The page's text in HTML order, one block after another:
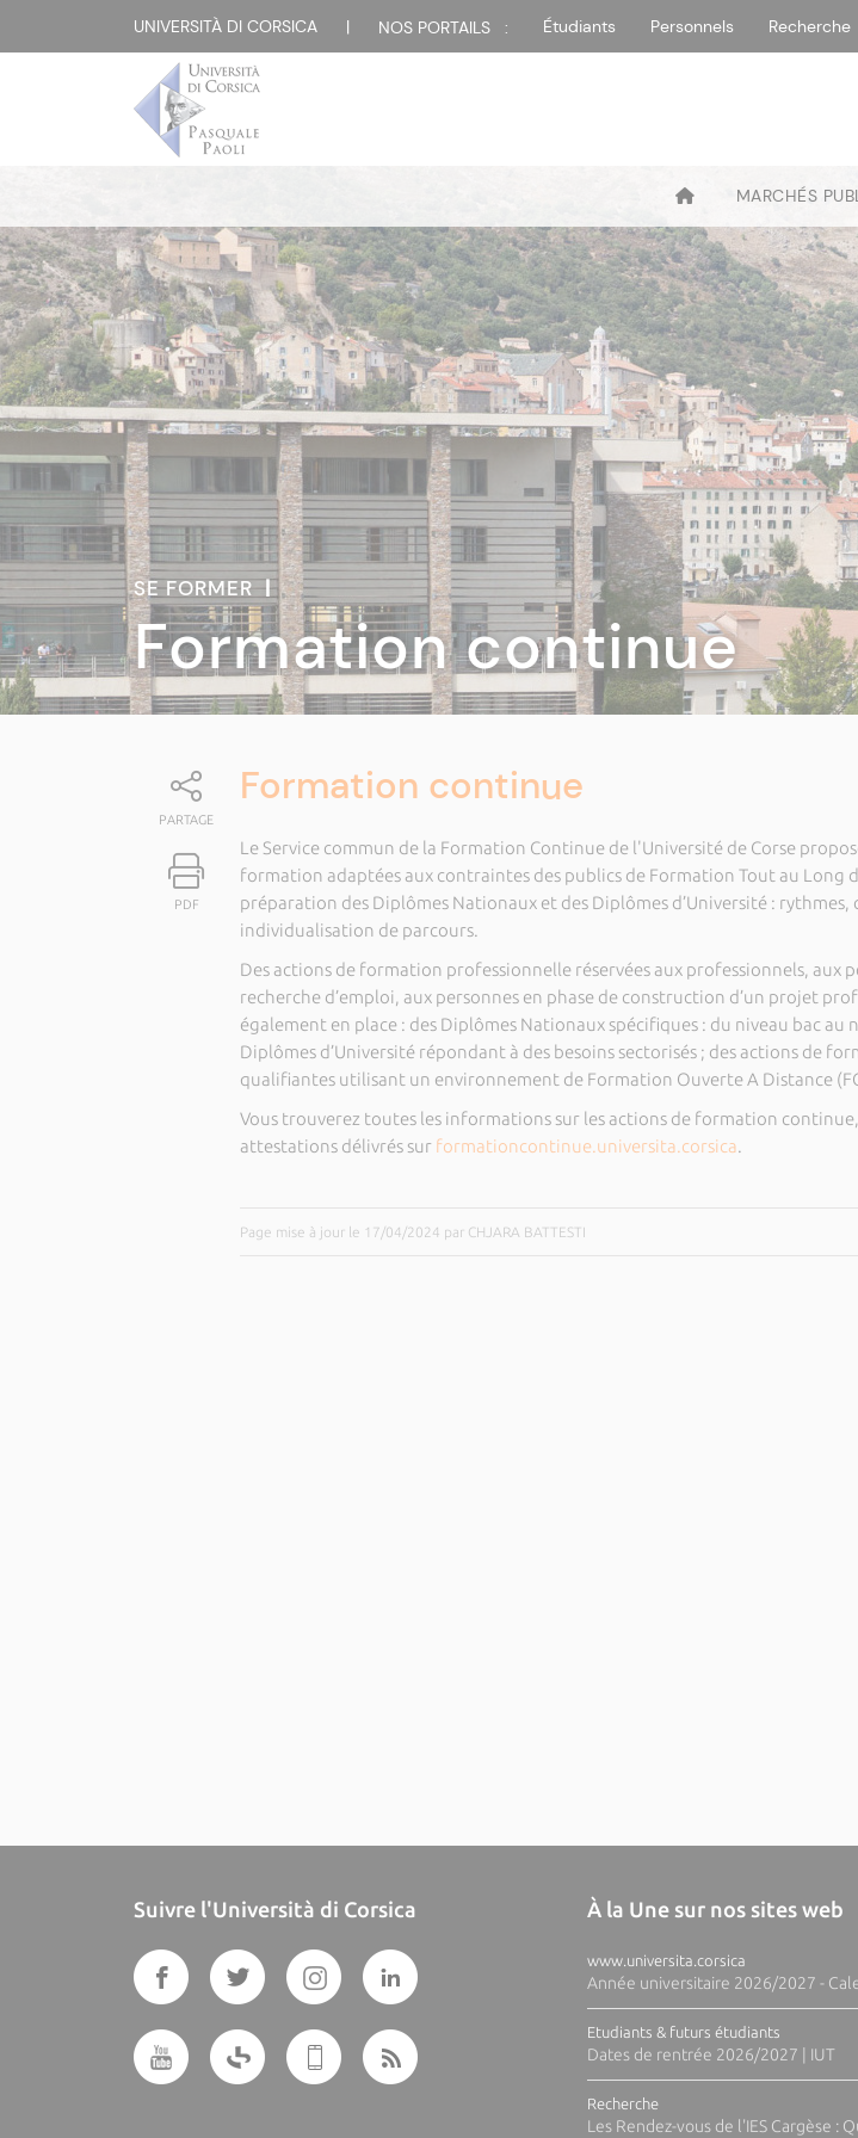
UNIVERSITÀ DI CORSICA | NOS PORTAILS : Étudiants Personnels Recherche
MARCHÉS
SE FORMER|
Formation continue
PARTAGE
PDF
Formation continue
Le Service commun de la Formation Continue de l'Université de Corse
formation adaptées aux contraintes des publics de Formation Tout au Long
préparation des Diplômes Nationaux et des Diplômes d’Université : rythmes,
individualisation de parcours.
Des actions de formation professionnelle réservées aux professionnels, aux
recherche d’emploi, aux personnes en phase de construction d’un projet
également en place : des Diplômes Nationaux spécifiques : du niveau bac au
Diplômes d’Université répondant à des besoins sectorisés ; des actions de
qualifiantes utilisant un environnement de Formation Ouverte A Distance
Vous trouverez toutes les informations sur les actions de formation
attestations délivrés sur formationcontinue.universita.corsica.
Page mise à jour le 17/04/2024 par CHJARA BATTESTI
Suivre l'Università di Corsica À la Une sur nos sites web
www.universita.corsica
Année universitaire 2026/2027 -
Etudiants & futurs étudiants
Dates de rentrée 2026/2027 | IUT
Recherche
Les Rendez-vous de l'IES Cargèse :